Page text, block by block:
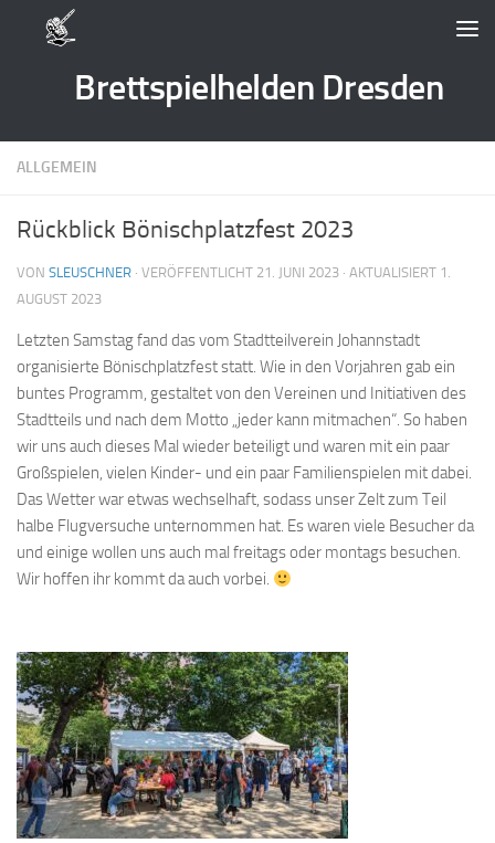
Zum Inhalt springen
Brettspielhelden Dresden
ALLGEMEIN
Rückblick Bönischplatzfest 2023
VON SLEUSCHNER · VERÖFFENTLICHT 21. JUNI 2023 · AKTUALISIERT 1.
AUGUST 2023
Letzten Samstag fand das vom Stadtteilverein Johannstadt
organisierte Bönischplatzfest statt. Wie in den Vorjahren gab ein
buntes Programm, gestaltet von den Vereinen und Initiativen des
Stadtteils und nach dem Motto „jeder kann mitmachen“. So haben
wir uns auch dieses Mal wieder beteiligt und waren mit ein paar
Großspielen, vielen Kinder- und ein paar Familienspielen mit dabei.
Das Wetter war etwas wechselhaft, sodass unser Zelt zum Teil
halbe Flugversuche unternommen hat. Es waren viele Besucher da
und einige wollen uns auch mal freitags oder montags besuchen.
Wir hoffen ihr kommt da auch vorbei.